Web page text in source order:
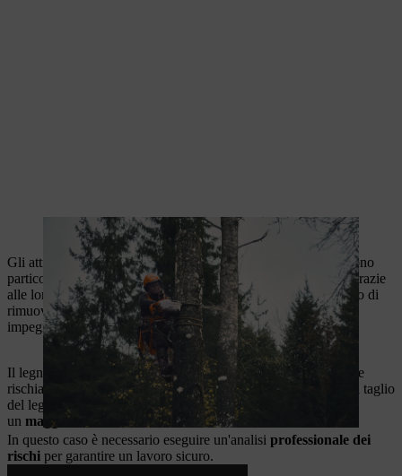
La motosega MSA 220 T è ideale per abbattere il legno morto.
Gli attrezzi menzionati, ovvero la MSA 220 T e la GTA 40, sono
particolarmente adatti per lavori di segatura precisi e duraturi grazie
alle loro elevate prestazioni della batteria. Inoltre, sono in grado di
rimuovere in sicurezza il legno morto, un compito davvero
impegnativo.
Il legno morto si riferisce agli alberi che non crescono più e che
rischiano di cadere o di perdere rami se non vengono trattati. Il taglio
del legno morto presenta quindi sfide particolari e comporta
un maggiore rischio di incidenti .
In questo caso è necessario eseguire un'analisi professionale dei
rischi per garantire un lavoro sicuro.